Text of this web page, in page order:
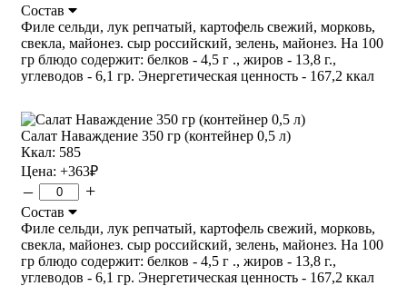
Состав
Филе сельди, лук репчатый, картофель свежий, морковь,
свекла, майонез. сыр российский, зелень, майонез. На 100
гр блюдо содержит: белков - 4,5 г ., жиров - 13,8 г.,
углеводов - 6,1 гр. Энергетическая ценность - 167,2 ккал
Салат Наваждение 350 гр (контейнер 0,5 л)
Ккал: 585
Цена: +363₽
– +
Состав
Филе сельди, лук репчатый, картофель свежий, морковь,
свекла, майонез. сыр российский, зелень, майонез. На 100
гр блюдо содержит: белков - 4,5 г ., жиров - 13,8 г.,
углеводов - 6,1 гр. Энергетическая ценность - 167,2 ккал